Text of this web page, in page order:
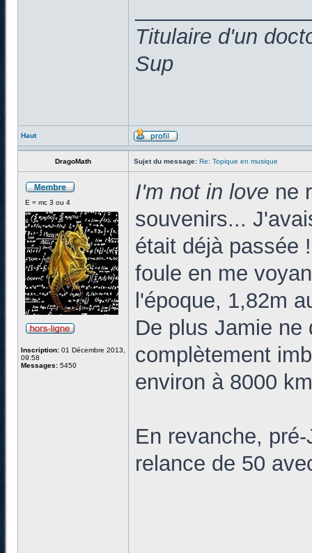
Titulaire d'un
Sup
Haut
DragoMath Sujet du message: Re: Topique en musique
E = mc 3 ou 4
Inscription: 01 Décembre 2013,
09:58
Messages: 5450
I'm not in love ne
souvenirs...
était déjà passée
foule en me
l'époque, 1,82m
De plus Jamie ne
complètement
environ à 8000
En revanche,
relance de 50